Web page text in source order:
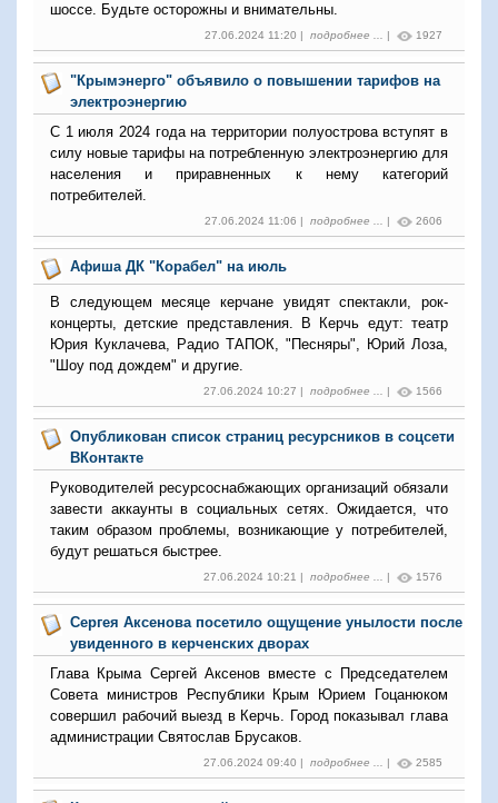
шоссе. Будьте осторожны и внимательны.
27.06.2024 11:20 | подробнее ... | 1927
"Крымэнерго" объявило о повышении тарифов на
электроэнергию
С 1 июля 2024 года на территории полуострова вступят в
силу новые тарифы на потребленную электроэнергию для
населения и приравненных к нему категорий
потребителей.
27.06.2024 11:06 | подробнее ... | 2606
Афиша ДК "Корабел" на июль
В следующем месяце керчане увидят спектакли, рок-
концерты, детские представления. В Керчь едут: театр
Юрия Куклачева, Радио ТАПОК, "Песняры", Юрий Лоза,
"Шоу под дождем" и другие.
27.06.2024 10:27 | подробнее ... | 1566
Опубликован список страниц ресурсников в соцсети
ВКонтакте
Руководителей ресурсоснабжающих организаций обязали
завести аккаунты в социальных сетях. Ожидается, что
таким образом проблемы, возникающие у потребителей,
будут решаться быстрее.
27.06.2024 10:21 | подробнее ... | 1576
Сергея Аксенова посетило ощущение унылости после
увиденного в керченских дворах
Глава Крыма Сергей Аксенов вместе с Председателем
Совета министров Республики Крым Юрием Гоцанюком
совершил рабочий выезд в Керчь. Город показывал глава
администрации Святослав Брусаков.
27.06.2024 09:40 | подробнее ... | 2585